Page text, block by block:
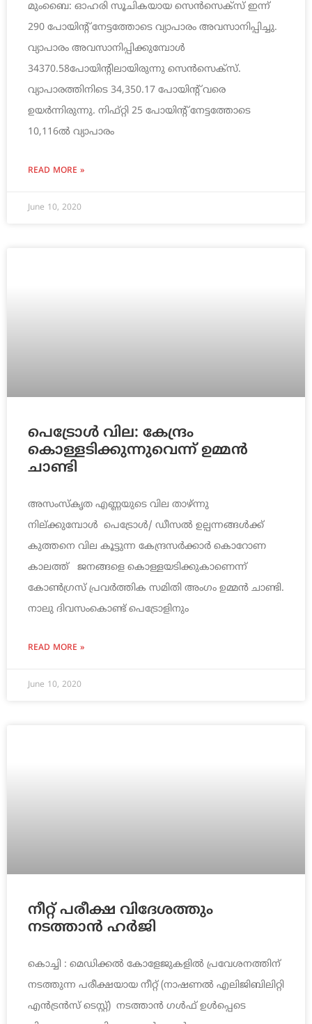
മുംബൈ: ഓഹരി സൂചികയായ സെന്‍സെക്‌സ്‌ ഇന്ന്‌
290 പോയിന്റ്‌ നേട്ടത്തോടെ വ്യാപാരം അവസാനിപ്പിച്ചു.
വ്യാപാരം അവസാനിപ്പിക്കുമ്പോള്‍
34370.58പോയിന്റിലായിരുന്നു സെന്‍സെക്‌സ്‌.
വ്യാപാരത്തിനിടെ 34,350.17 പോയിന്റ്‌ വരെ
ഉയര്‍ന്നിരുന്നു. നിഫ്‌റ്റി 25 പോയിന്റ്‌ നേട്ടത്തോടെ
10,116ല്‍ വ്യാപാരം
READ MORE »
June 10, 2020
പെട്രോള്‍ വില: കേന്ദ്രം
കൊള്ളടിക്കുന്നുവെന്ന് ഉമ്മന്‍
ചാണ്ടി
അസംസ്‌കൃത എണ്ണയുടെ വില താഴ്ന്നു
നില്ക്കുമ്പോള്‍ പെട്രോള്‍/ ഡീസല്‍ ഉല്പന്നങ്ങള്‍ക്ക്
കുത്തനെ വില കൂട്ടുന്ന കേന്ദ്രസര്‍ക്കാര്‍ കൊറോണ
കാലത്ത് ജനങ്ങളെ കൊള്ളയടിക്കുകാണെന്ന്
കോണ്‍ഗ്രസ് പ്രവര്‍ത്തിക സമിതി അംഗം ഉമ്മന്‍ ചാണ്ടി.
നാലു ദിവസംകൊണ്ട് പെട്രോളിനും
READ MORE »
June 10, 2020
നീറ്റ് പരീക്ഷ വിദേശത്തും
നടത്താൻ ഹർജി
കൊച്ചി : മെഡിക്കൽ കോളേജുകളിൽ പ്രവേശനത്തിന്
നടത്തുന്ന പരീക്ഷയായ നീറ്റ് (നാഷണൽ എലിജിബിലിറ്റി
എൻട്രൻസ് ടെസ്റ്റ്) നടത്താൻ ഗൾഫ് ഉൾപ്പെടെ